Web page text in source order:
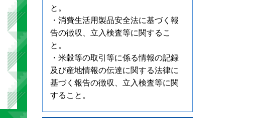
と。
・消費生活用製品安全法に基づく報
告の徴収、立入検査等に関するこ
と。
・米穀等の取引等に係る情報の記録
及び産地情報の伝達に関する法律に
基づく報告の徴収、立入検査等に関
すること。